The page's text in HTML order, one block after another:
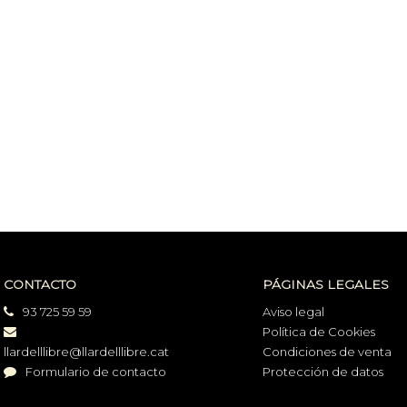
CONTACTO
93 725 59 59
llardelllibre@llardelllibre.cat
Formulario de contacto
PÁGINAS LEGALES
Aviso legal
Política de Cookies
Condiciones de venta
Protección de datos